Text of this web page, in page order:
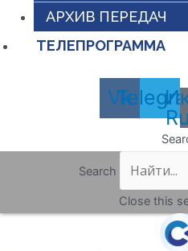
АРХИВ ПЕРЕДАЧ
ТЕЛЕПРОГРАММА
Vk
Search
Close this